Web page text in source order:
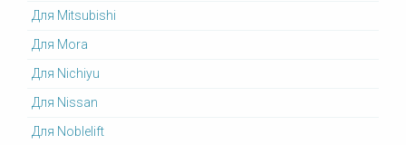
Для Mitsubishi
Для Mora
Для Nichiyu
Для Nissan
Для Noblelift